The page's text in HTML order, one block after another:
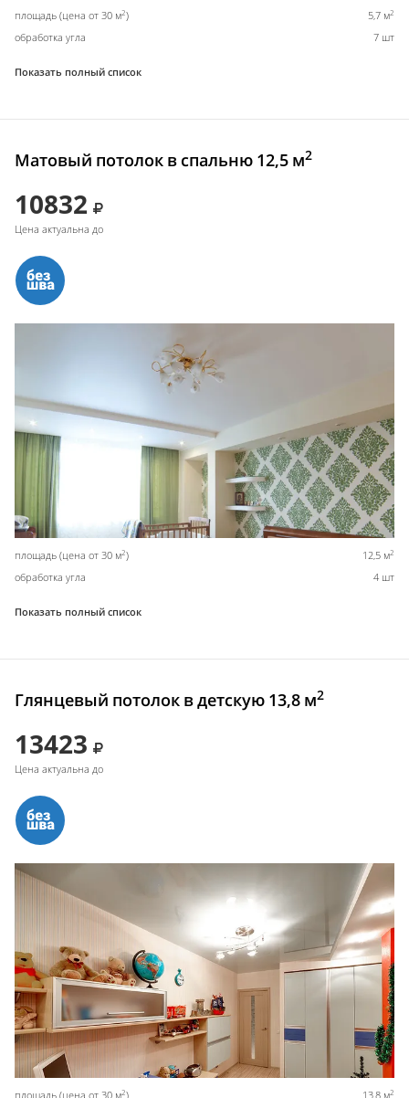
площадь (цена от 30 м2) 5,7 м2
обработка угла 7 шт
Показать полный список
Матовый потолок в спальню 12,5 м2
10832
Цена актуальна до
площадь (цена от 30 м2) 12,5 м2
обработка угла 4 шт
Показать полный список
Глянцевый потолок в детскую 13,8 м2
13423
Цена актуальна до
площадь (цена от 30 м2) 13,8 м2